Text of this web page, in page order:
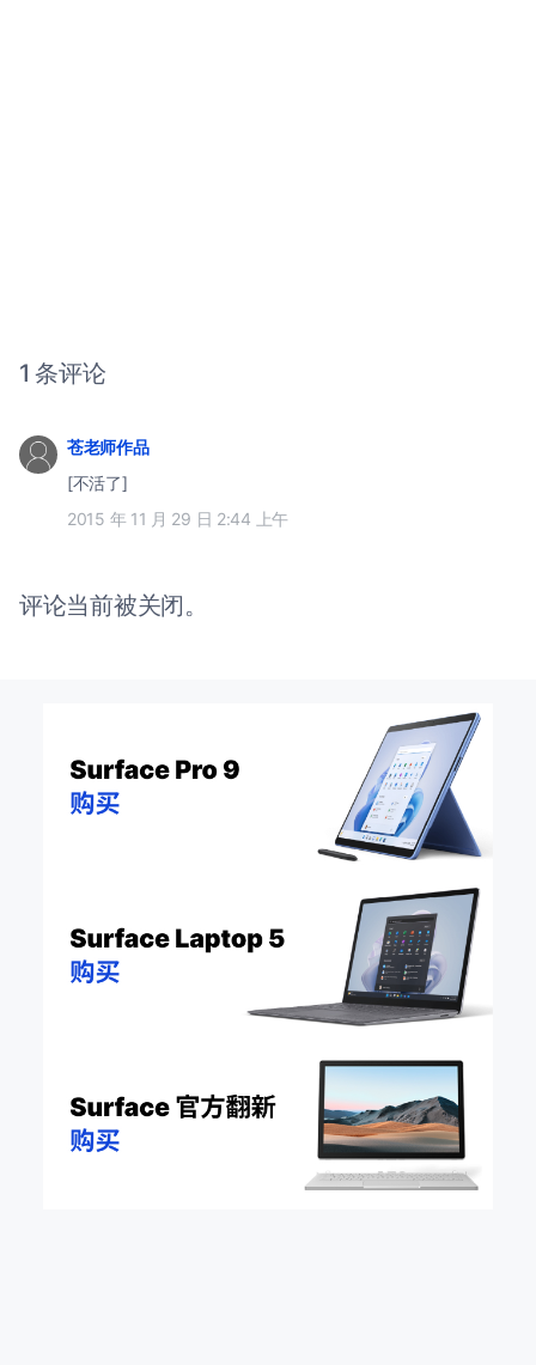
1 条评论
苍老师作品
[不活了]
2015 年 11 月 29 日 2:44 上午
评论当前被关闭。